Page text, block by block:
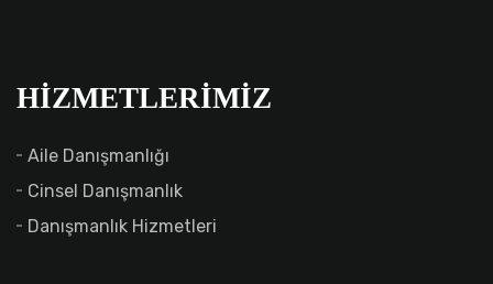
HIZMETLERIMIZ
Aile Danışmanlığı
Cinsel Danışmanlık
Danışmanlık Hizmetleri